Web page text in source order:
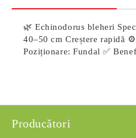
🌿 Echinodorus bleheri
40–50 cm Creștere rapidă
Poziționare: Fundal ✅
Producători